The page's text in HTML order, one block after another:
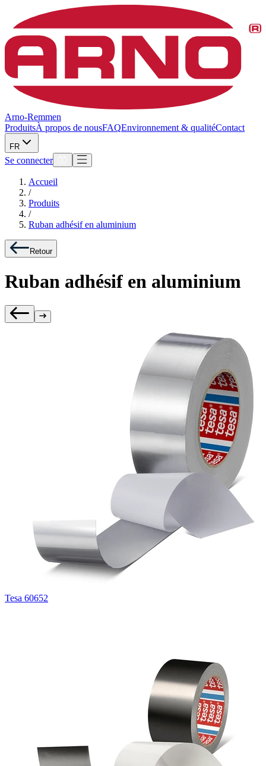
Arno-Remmen
ProduitsÀ propos de nousFAQEnvironnement & qualitéContact
FR
Se connecter
Accueil
/
Produits
/
Ruban adhésif en aluminium
Retour
Ruban adhésif en aluminium
Tesa 60652